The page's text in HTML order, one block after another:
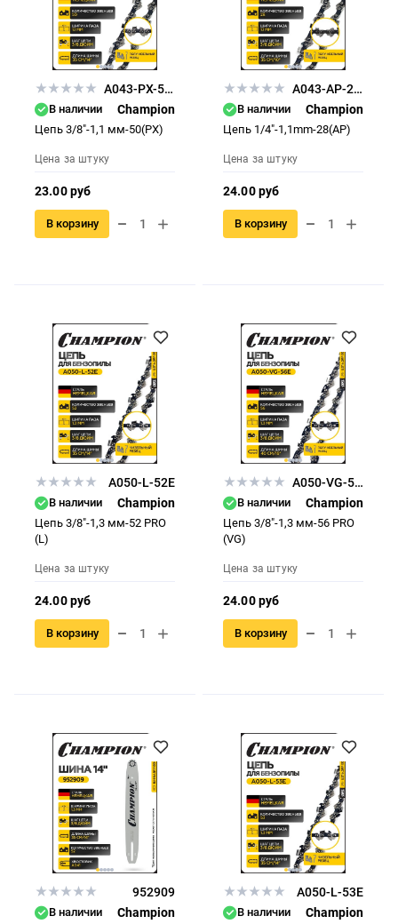
A043-PX-50E
В наличии Champion
Цепь 3/8"-1,1 мм-50(PX)
Цена за штуку
23.00 руб
В корзину
A043-AP-28E
В наличии Champion
Цепь 1/4"-1,1mm-28(AP)
Цена за штуку
24.00 руб
В корзину
A050-L-52E
В наличии Champion
Цепь 3/8"-1,3 мм-52 PRO
(L)
Цена за штуку
24.00 руб
В корзину
A050-VG-56E
В наличии Champion
Цепь 3/8"-1,3 мм-56 PRO
(VG)
Цена за штуку
24.00 руб
В корзину
952909
В наличии Champion
A050-L-53E
В наличии Champion